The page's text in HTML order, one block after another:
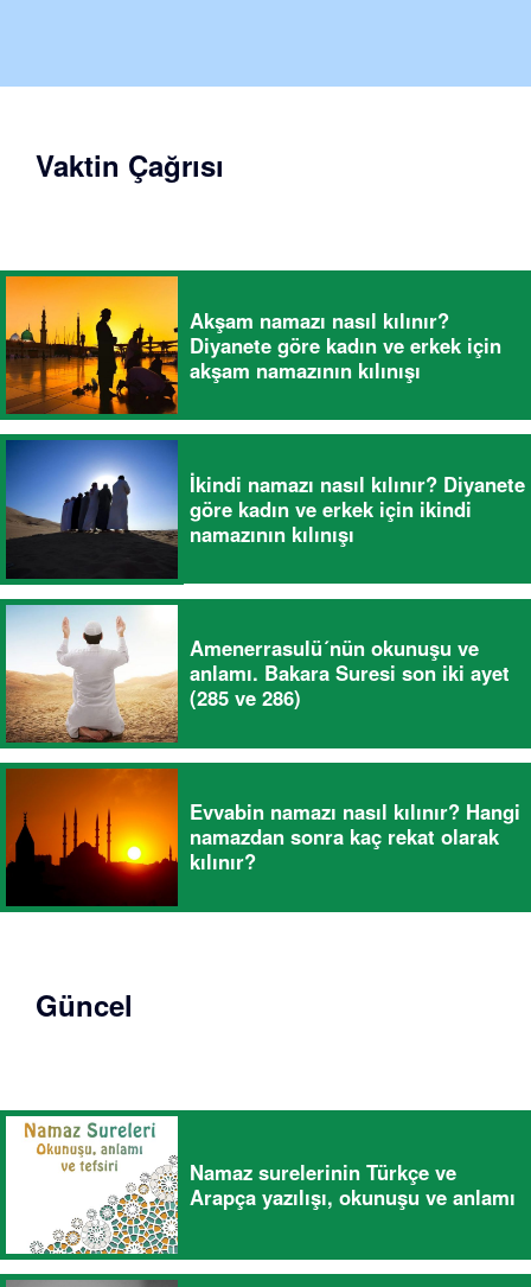
Vaktin Çağrısı
Akşam namazı nasıl kılınır?
Diyanete göre kadın ve erkek için
akşam namazının kılınışı
İkindi namazı nasıl kılınır? Diyanete
göre kadın ve erkek için ikindi
namazının kılınışı
Amenerrasulü´nün okunuşu ve
anlamı. Bakara Suresi son iki ayet
(285 ve 286)
Evvabin namazı nasıl kılınır? Hangi
namazdan sonra kaç rekat olarak
kılınır?
Güncel
Namaz surelerinin Türkçe ve
Arapça yazılışı, okunuşu ve anlamı